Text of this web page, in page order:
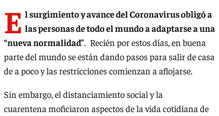
E l surgimiento y avance del Coronavirus obligó a
las personas de todo el mundo a adaptarse a una
“nueva normalidad”. Recién por estos días, en buena
parte del mundo se están dando pasos para salir de casa
de a poco y las restricciones comienzan a aflojarse.
Sin embargo, el distanciamiento social y la
cuarentena moficiaron aspectos de la vida cotidiana de